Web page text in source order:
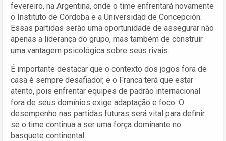
fevereiro, na Argentina, onde o time enfrentará novamente
o Instituto de Córdoba e a Universidad de Concepción.
Essas partidas serão uma oportunidade de assegurar não
apenas a liderança do grupo, mas também de construir
uma vantagem psicológica sobre seus rivais.
É importante destacar que o contexto dos jogos fora de
casa é sempre desafiador, e o Franca terá que estar
atento, pois enfrentar equipes de padrão internacional
fora de seus domínios exige adaptação e foco. O
desempenho nas partidas futuras será vital para definir
se o time continua a ser uma força dominante no
basquete continental.